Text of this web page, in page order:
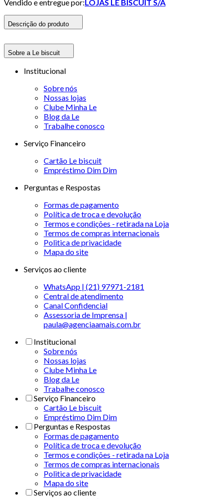
Vendido e entregue por: LOJAS LE BISCUIT S/A
Descrição do produto
Sobre a Le biscuit
Institucional
Sobre nós
Nossas lojas
Clube Minha Le
Blog da Le
Trabalhe conosco
Serviço Financeiro
Cartão Le biscuit
Empréstimo Dim Dim
Perguntas e Respostas
Formas de pagamento
Política de troca e devolução
Termos e condições - retirada na Loja
Termos de compras internacionais
Politica de privacidade
Mapa do site
Serviços ao cliente
WhatsApp | (21) 97971-2181
Central de atendimento
Canal Confidencial
Assessoria de Imprensa |
paula@agenciaamais.com.br
Institucional
Sobre nós
Nossas lojas
Clube Minha Le
Blog da Le
Trabalhe conosco
Serviço Financeiro
Cartão Le biscuit
Empréstimo Dim Dim
Perguntas e Respostas
Formas de pagamento
Política de troca e devolução
Termos e condições - retirada na Loja
Termos de compras internacionais
Politica de privacidade
Mapa do site
Serviços ao cliente